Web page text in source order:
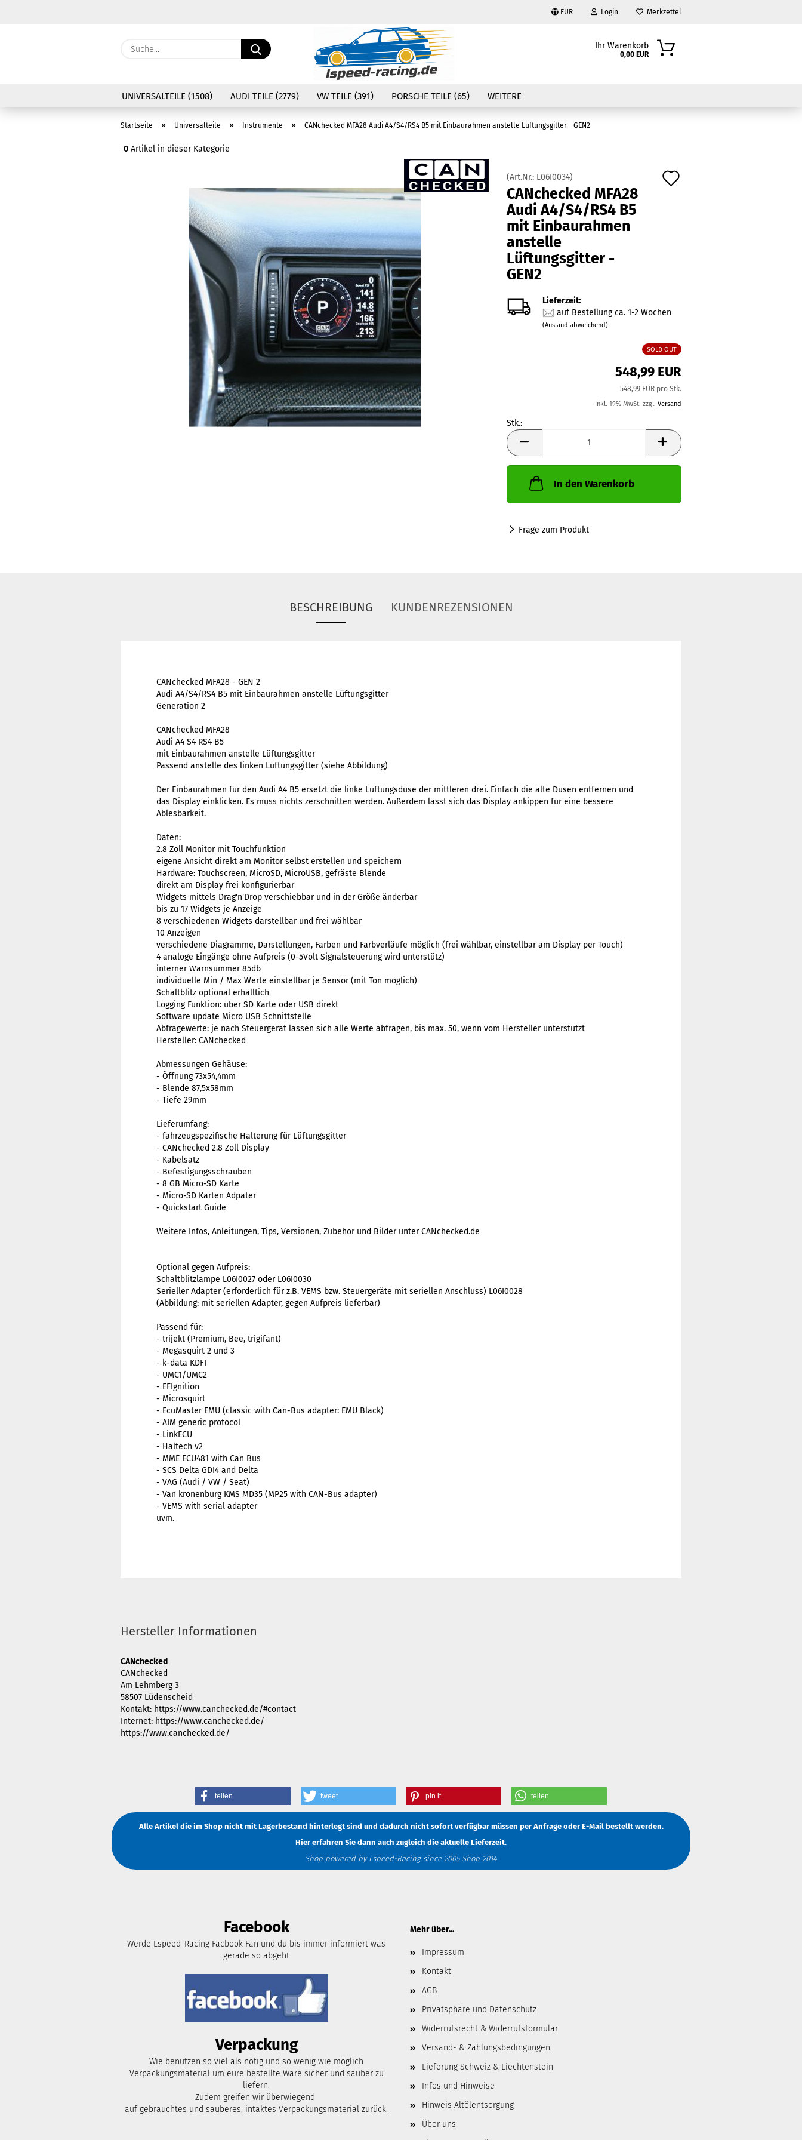
EUR
Währung auswählen
Login
Konto erstellen
Passwort vergessen?
Merkzettel
Suche... Ihr Warenkorb
0,00 EUR
UNIVERSALTEILE (1508) AUDI TEILE (2779) VW TEILE (391) PORSCHE TEILE (65) WEITERE
Startseite » Universalteile » Instrumente » CANchecked MFA28 Audi A4/S4/RS4 B5 mit Einbaurahmen anstelle Lüftungsgitter - GEN2
0 Artikel in dieser Kategorie
(Art.Nr.: L06I0034)
CANchecked MFA28
Audi A4/S4/RS4 B5
mit Einbaurahmen
anstelle
Lüftungsgitter -
GEN2
Lieferzeit:
auf Bestellung ca. 1-2 Wochen
(Ausland abweichend)
SOLD OUT
548,99 EUR
548,99 EUR pro Stk.
inkl. 19% MwSt. zzgl. Versand
Stk.:
Stk.
In den Warenkorb
Frage zum Produkt
BESCHREIBUNG KUNDENREZENSIONEN
CANchecked MFA28 - GEN 2
Audi A4/S4/RS4 B5 mit Einbaurahmen anstelle Lüftungsgitter
Generation 2
CANchecked MFA28
Audi A4 S4 RS4 B5
mit Einbaurahmen anstelle Lüftungsgitter
Passend anstelle des linken Lüftungsgitter (siehe Abbildung)
Der Einbaurahmen für den Audi A4 B5 ersetzt die linke Lüftungsdüse der mittleren drei. Einfach die alte Düsen entfernen und
das Display einklicken. Es muss nichts zerschnitten werden. Außerdem lässt sich das Display ankippen für eine bessere
Ablesbarkeit.
Daten:
2.8 Zoll Monitor mit Touchfunktion
eigene Ansicht direkt am Monitor selbst erstellen und speichern
Hardware: Touchscreen, MicroSD, MicroUSB, gefräste Blende
direkt am Display frei konfigurierbar
Widgets mittels Drag'n'Drop verschiebbar und in der Größe änderbar
bis zu 17 Widgets je Anzeige
8 verschiedenen Widgets darstellbar und frei wählbar
10 Anzeigen
verschiedene Diagramme, Darstellungen, Farben und Farbverläufe möglich (frei wählbar, einstellbar am Display per Touch)
4 analoge Eingänge ohne Aufpreis (0-5Volt Signalsteuerung wird unterstütz)
interner Warnsummer 85db
individuelle Min / Max Werte einstellbar je Sensor (mit Ton möglich)
Schaltblitz optional erhälltich
Logging Funktion: über SD Karte oder USB direkt
Software update Micro USB Schnittstelle
Abfragewerte: je nach Steuergerät lassen sich alle Werte abfragen, bis max. 50, wenn vom Hersteller unterstützt
Hersteller: CANchecked
Abmessungen Gehäuse:
- Öffnung 73x54,4mm
- Blende 87,5x58mm
- Tiefe 29mm
Lieferumfang:
- fahrzeugspezifische Halterung für Lüftungsgitter
- CANchecked 2.8 Zoll Display
- Kabelsatz
- Befestigungsschrauben
- 8 GB Micro-SD Karte
- Micro-SD Karten Adpater
- Quickstart Guide
Weitere Infos, Anleitungen, Tips, Versionen, Zubehör und Bilder unterCANchecked.de
Optional gegen Aufpreis:
Schaltblitzlampe L06I0027 oder L06I0030
Serieller Adapter (erforderlich für z.B. VEMS bzw. Steuergeräte mit seriellen Anschluss) L06I0028
(Abbildung: mit seriellen Adapter, gegen Aufpreis lieferbar)
Passend für:
- trijekt (Premium, Bee, trigifant)
- Megasquirt 2 und 3
- k-data KDFI
- UMC1/UMC2
- EFIgnition
- Microsquirt
- EcuMaster EMU (classic with Can-Bus adapter: EMU Black)
- AIM generic protocol
- LinkECU
- Haltech v2
- MME ECU481 with Can Bus
- SCS Delta GDI4 and Delta
- VAG (Audi / VW / Seat)
- Van kronenburg KMS MD35 (MP25 with CAN-Bus adapter)
- VEMS with serial adapter
uvm.
Hersteller Informationen
CANchecked
CANchecked
Am Lehmberg 3
58507 Lüdenscheid
Kontakt: https://www.canchecked.de/#contact
Internet: https://www.canchecked.de/
https://www.canchecked.de/
teilen tweet pin it teilen
Alle Artikel die im Shop nicht mit Lagerbestand hinterlegt sind und dadurch nicht sofort verfügbar müssen per AnfrageoderE-Mailbestellt werden.
Hier erfahren Sie dann auch zugleich die aktuelle Lieferzeit.
Shop powered by Lspeed-Racing since 2005 Shop 2014
Facebook
Werde Lspeed-Racing Facbook Fan und du bis immer informiert was
gerade so abgeht
Verpackung
Wie benutzen so viel als nötig und so wenig wie möglich
Verpackungsmaterial um eure bestellte Ware sicher und sauber zu
liefern.
Zudem greifen wir überwiegend
auf gebrauchtes und sauberes, intaktes Verpackungsmaterial zurück.
Mehr über...
Impressum
Kontakt
AGB
Privatsphäre und Datenschutz
Widerrufsrecht & Widerrufsformular
Versand- & Zahlungsbedingungen
Lieferung Schweiz & Liechtenstein
Infos und Hinweise
Hinweis Altölentsorgung
Über uns